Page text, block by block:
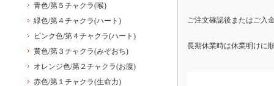
ご注文確認後またはご入
長期休業時は休業明けに
青色/第５チャクラ(喉)
緑色/第４チャクラ(ハート)
ピンク色/第４チャクラ(ハート)
黄色/第３チャクラ(みぞおち)
オレンジ色/第２チャクラ(お腹)
赤色/第１チャクラ(生命力)